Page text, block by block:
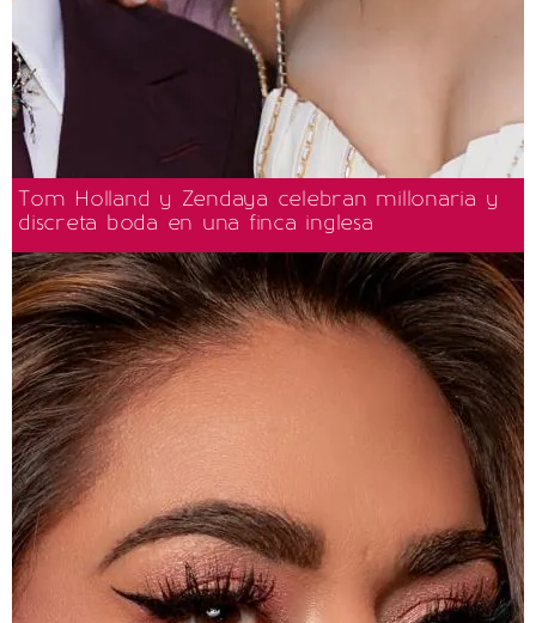
Tom Holland y Zendaya celebran millonaria y
discreta boda en una finca inglesa